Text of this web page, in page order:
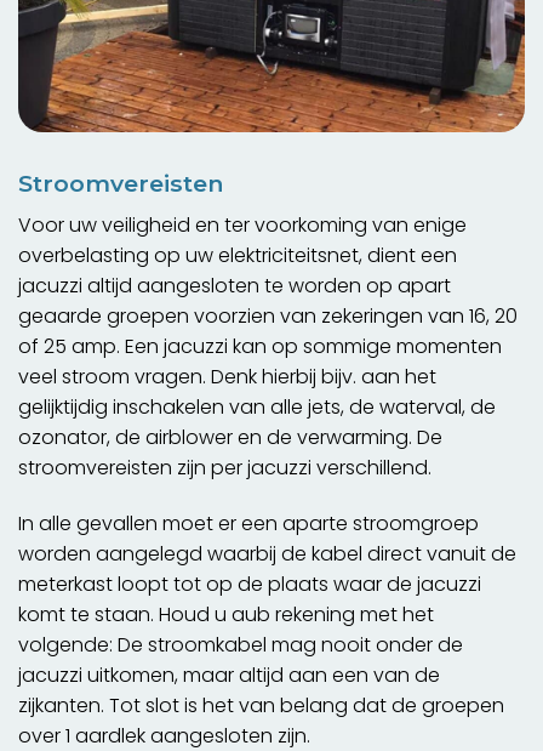
Stroomvereisten
Voor uw veiligheid en ter voorkoming van enige
overbelasting op uw elektriciteitsnet, dient een
jacuzzi altijd aangesloten te worden op apart
geaarde groepen voorzien van zekeringen van 16, 20
of 25 amp. Een jacuzzi kan op sommige momenten
veel stroom vragen. Denk hierbij bijv. aan het
gelijktijdig inschakelen van alle jets, de waterval, de
ozonator, de airblower en de verwarming. De
stroomvereisten zijn per jacuzzi verschillend.
In alle gevallen moet er een aparte stroomgroep
worden aangelegd waarbij de kabel direct vanuit de
meterkast loopt tot op de plaats waar de jacuzzi
komt te staan. Houd u aub rekening met het
volgende: De stroomkabel mag nooit onder de
jacuzzi uitkomen, maar altijd aan een van de
zijkanten. Tot slot is het van belang dat de groepen
over 1 aardlek aangesloten zijn.